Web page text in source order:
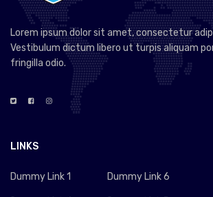
Lorem ipsum dolor sit amet, consectetur
Vestibulum dictum libero ut turpis aliquam
fringilla odio.
LINKS
Dummy Link 1 Dummy Link 6